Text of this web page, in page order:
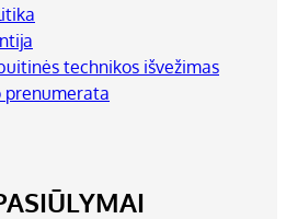
technikos išvežimas
prenumerata